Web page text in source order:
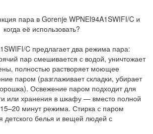
пара в Gorenje WPNEI94A1SWIFI/C и
когда её использовать?
C предлагает два режима пара:
пар смешивается с водой, уничтожает
полностью растворяет моющее
паром (разглаживает складки, убирает
Освежение паром подходит для
или хранения в шкафу — вместо полной
15–20 минут режима. Стирка с паром
детского белья и вещей людей с